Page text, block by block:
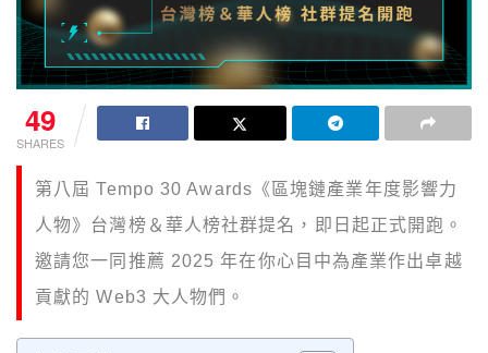
49
SHARES
第八屆 Tempo 30 Awards《區塊鏈產業年度影響力
人物》台灣榜＆華人榜社群提名，即日起正式開跑。
邀請您一同推薦 2025 年在你心目中為產業作出卓越
貢獻的 Web3 大人物們。